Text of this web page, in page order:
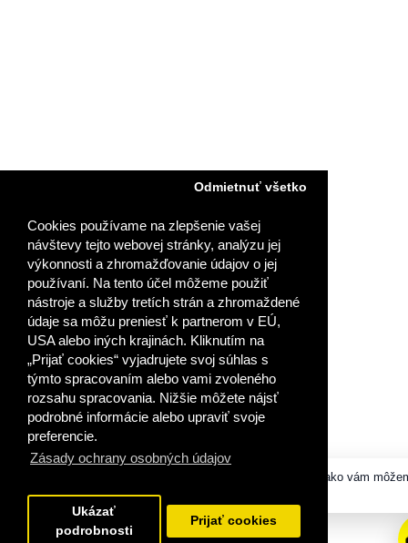
Cookies používame na zlepšenie vašej
návštevy tejto webovej stránky, analýzu jej
výkonnosti a zhromažďovanie údajov o jej
používaní. Na tento účel môžeme použiť
nástroje a služby tretích strán a zhromaždené
údaje sa môžu preniesť k partnerom v EÚ,
USA alebo iných krajinách. Kliknutím na
„Prijať cookies“ vyjadrujete svoj súhlas s
týmto spracovaním alebo vami zvoleného
rozsahu spracovania. Nižšie môžete nájsť
podrobné informácie alebo upraviť svoje
preferencie.
Zásady ochrany osobných údajov
Odmietnuť všetko
Ukázať
podrobnosti
Prijať cookies
Dobrý deň, ako vám